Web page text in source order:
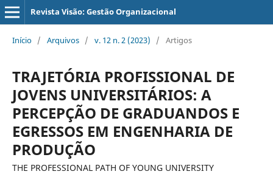
Revista Visão: Gestão Organizacional
Início / Arquivos / v. 12 n. 2 (2023) / Artigos
TRAJETÓRIA PROFISSIONAL DE
JOVENS UNIVERSITÁRIOS: A
PERCEPÇÃO DE GRADUANDOS E
EGRESSOS EM ENGENHARIA DE
PRODUÇÃO
THE PROFESSIONAL PATH OF YOUNG UNIVERSITY